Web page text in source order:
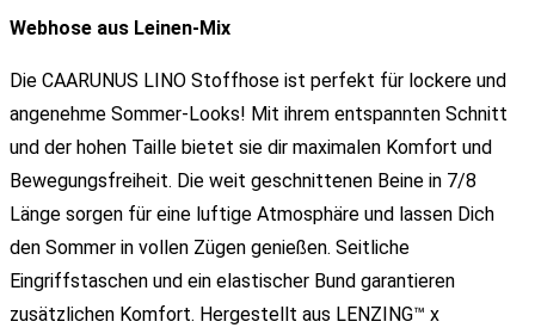
Webhose aus Leinen-Mix
Die CAARUNUS LINO Stoffhose ist perfekt für lockere und
angenehme Sommer-Looks! Mit ihrem entspannten Schnitt
und der hohen Taille bietet sie dir maximalen Komfort und
Bewegungsfreiheit. Die weit geschnittenen Beine in 7/8
Länge sorgen für eine luftige Atmosphäre und lassen Dich
den Sommer in vollen Zügen genießen. Seitliche
Eingriffstaschen und ein elastischer Bund garantieren
zusätzlichen Komfort. Hergestellt aus LENZING™ x